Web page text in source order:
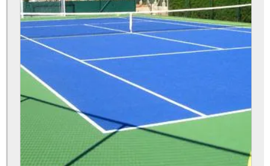
Fábrica de tinta epóxi
Fábrica de tinta epóxi para piso
Fábrica de trave de futsal
Fabricante de tinta epóxi
Fabricante de tinta epóxi piso
Fabricantes de redes de tenis
Fabricantes de tintas poliuretano